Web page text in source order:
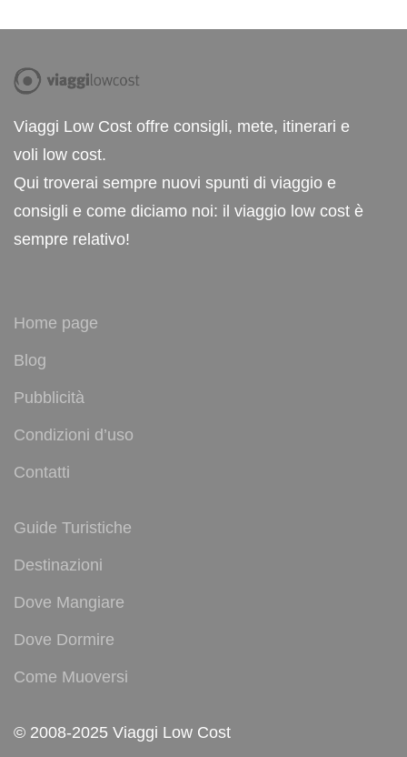
Viaggi Low Cost offre consigli, mete, itinerari e
voli low cost.
Qui troverai sempre nuovi spunti di viaggio e
consigli e come diciamo noi: il viaggio low cost è
sempre relativo!
Home page
Blog
Pubblicità
Condizioni d’uso
Contatti
Guide Turistiche
Destinazioni
Dove Mangiare
Dove Dormire
Come Muoversi
© 2008-2025 Viaggi Low Cost